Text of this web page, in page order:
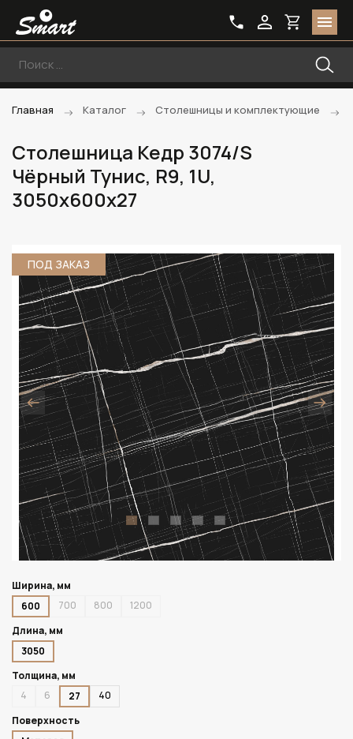
Главная Каталог Столешницы и комплектующие
Столешница Кедр 3074/S
Чёрный Тунис, R9, 1U,
3050х600х27
ПОД ЗАКАЗ
Ширина, мм
600
700 800
1200
Длина, мм
3050
Толщина, мм
4
6 27
40
Поверхность